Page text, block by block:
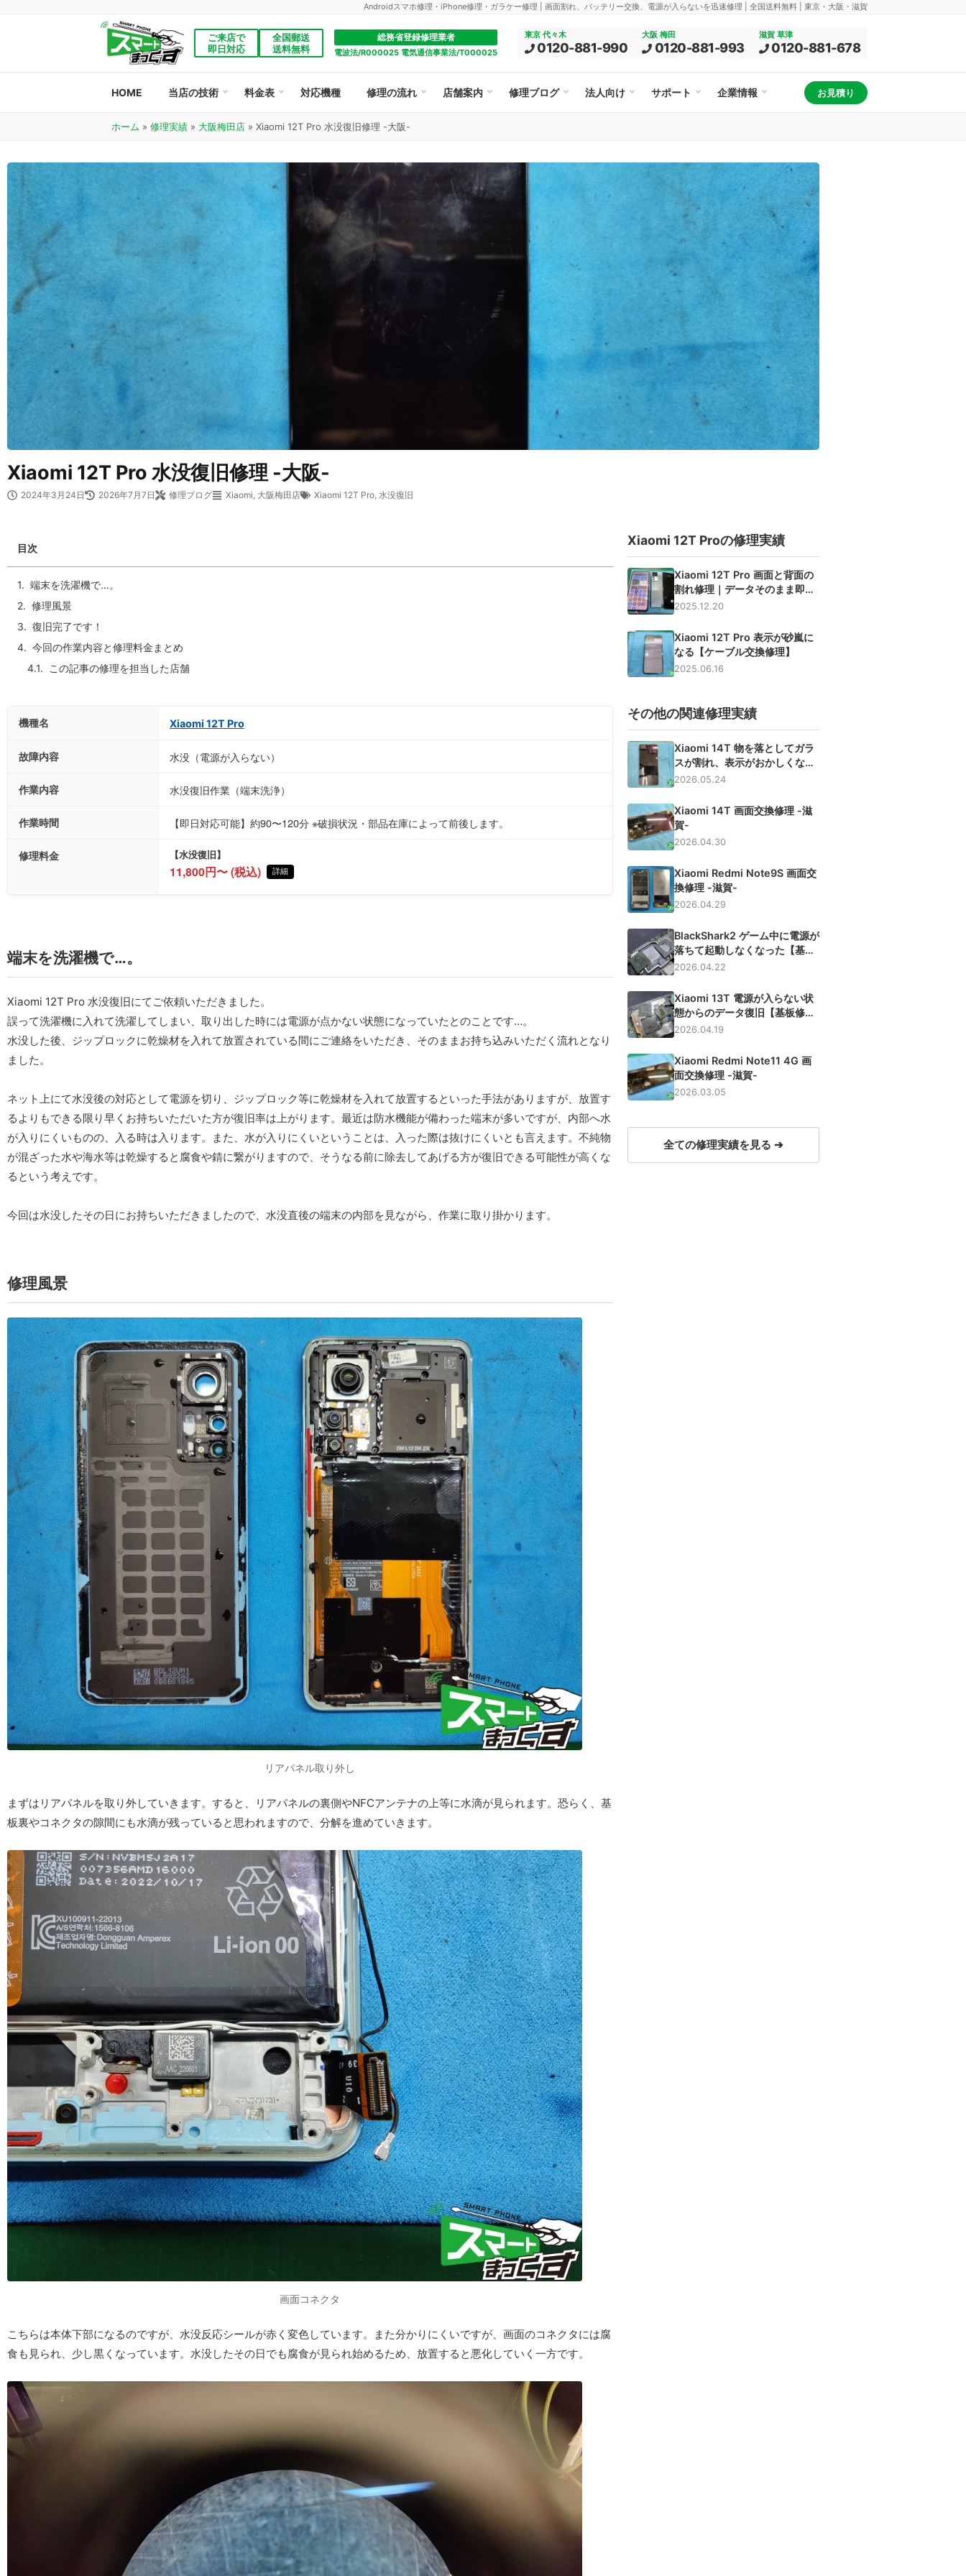
Androidスマホ修理・iPhone修理・ガラケー修理 | 画面割れ、バッテリー交換、電源が入らないを迅速修理 | 全国送料無料 | 東京・大阪・滋賀
ご来店で
即日対応
全国郵送
送料無料
総務省登録修理業者
電波法/R000025 電気通信事業法/T000025
東京 代々木
0120-881-990
大阪 梅田
0120-881-993
滋賀 草津
0120-881-678
HOME 当店の技術 料金表 対応機種 修理の流れ 店舗案内 修理ブログ 法人向け サポート 企業情報 お見積り
ホーム » 修理実績 » 大阪梅田店 » Xiaomi 12T Pro 水没復旧修理 -大阪-
Xiaomi 12T Pro 水没復旧修理 -大阪-
2024年3月24日 2026年7月7日 修理ブログ Xiaomi, 大阪梅田店 Xiaomi 12T Pro, 水没復旧
目次
端末を洗濯機で…。
修理風景
復旧完了です！
今回の作業内容と修理料金まとめ
この記事の修理を担当した店舗
機種名 Xiaomi 12T Pro
故障内容 水没（電源が入らない）
作業内容 水没復旧作業（端末洗浄）
作業時間 【即日対応可能】約90〜120分 ※破損状況・部品在庫によって前後します。
修理料金 【水没復旧】
11,800円〜 (税込) 詳細
端末を洗濯機で…。
Xiaomi 12T Pro 水没復旧にてご依頼いただきました。
誤って洗濯機に入れて洗濯してしまい、取り出した時には電源が点かない状態になっていたとのことです…。
水没した後、ジップロックに乾燥材を入れて放置されている間にご連絡をいただき、そのままお持ち込みいただく流れとなり
ました。
ネット上にて水没後の対応として電源を切り、ジップロック等に乾燥材を入れて放置するといった手法がありますが、放置す
るよりもできる限り早くお持ちいただいた方が復旧率は上がります。最近は防水機能が備わった端末が多いですが、内部へ水
が入りにくいものの、入る時は入ります。また、水が入りにくいということは、入った際は抜けにくいとも言えます。不純物
が混ざった水や海水等は乾燥すると腐食や錆に繋がりますので、そうなる前に除去してあげる方が復旧できる可能性が高くな
るという考えです。
今回は水没したその日にお持ちいただきましたので、水没直後の端末の内部を見ながら、作業に取り掛かります。
修理風景
リアパネル取り外し
まずはリアパネルを取り外していきます。すると、リアパネルの裏側やNFCアンテナの上等に水滴が見られます。恐らく、基
板裏やコネクタの隙間にも水滴が残っていると思われますので、分解を進めていきます。
画面コネクタ
こちらは本体下部になるのですが、水没反応シールが赤く変色しています。また分かりにくいですが、画面のコネクタには腐
食も見られ、少し黒くなっています。水没したその日でも腐食が見られ始めるため、放置すると悪化していく一方です。
Xiaomi 12T Proの修理実績
Xiaomi 12T Pro 画面と背面の
割れ修理｜データそのまま即日
交換
2025.12.20
Xiaomi 12T Pro 表示が砂嵐に
なる【ケーブル交換修理】
2025.06.16
その他の関連修理実績
Xiaomi 14T 物を落としてガラ
スが割れ、表示がおかしくなっ
た端末の画面交換修理【滋賀】
2026.05.24
Xiaomi 14T 画面交換修理 -滋
賀-
2026.04.30
Xiaomi Redmi Note9S 画面交
換修理 -滋賀-
2026.04.29
BlackShark2 ゲーム中に電源が
落ちて起動しなくなった【基板
復旧修理】
2026.04.22
Xiaomi 13T 電源が入らない状
態からのデータ復旧【基板修
理】
2026.04.19
Xiaomi Redmi Note11 4G 画
面交換修理 -滋賀-
2026.03.05
全ての修理実績を見る ➔